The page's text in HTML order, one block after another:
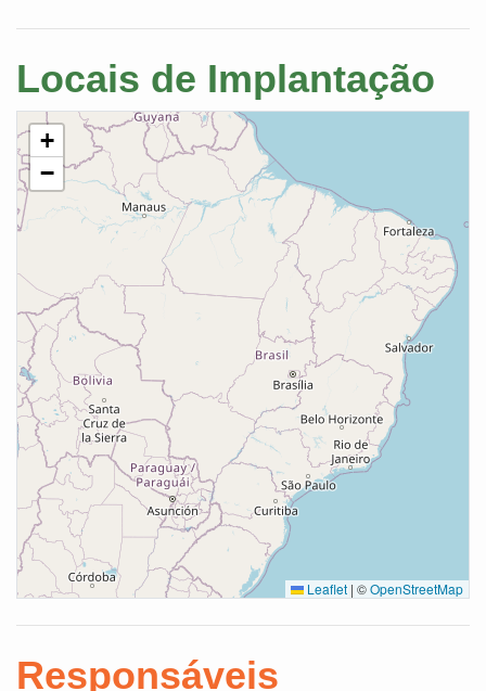
Locais de Implantação
+
−
Leaflet | ©OpenStreetMap
Responsáveis